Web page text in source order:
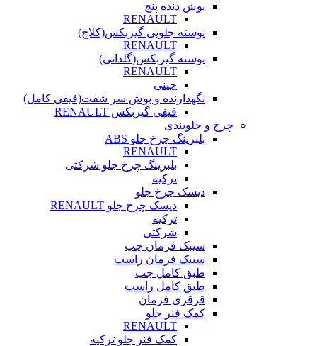
بوش دنده پنج
RENAULT
پوسته جلویی گیربکس(کلاچ)
RENAULT
پوسته گیربکس(گلدانی)
RENAULT
چینی
نگهدارنده و بوش سر شفت(قیفی کامل)
قیفی گیربکس RENAULT
چرخ و جلوبندی
بلبرینگ چرخ جلو ABS
RENAULT
بلبرینگ چرخ جلو شرکتی
ترکیه
دیسک چرخ جلو
دیسک چرخ جلو RENAULT
ترکیه
شرکتی
سیبک فرمان چپ
سیبک فرمان راست
طبق کامل چپ
طبق کامل راست
قرقری فرمان
کمک فنر جلو
RENAULT
کمک فنر جلو ترکیه